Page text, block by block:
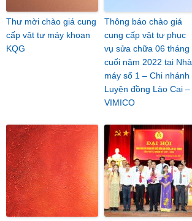
Thư mời chào giá cung
cấp vật tư máy khoan
KQG
Thông báo chào giá
cung cấp vật tư phục
vụ sửa chữa 06 tháng
cuối năm 2022 tại Nhà
máy số 1 – Chi nhánh
Luyện đồng Lào Cai –
VIMICO